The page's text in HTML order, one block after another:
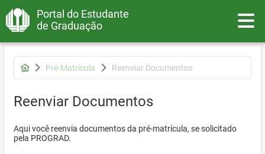
Portal do Estudante
de Graduação
Pré-Matrícula Reenviar Documentos
Reenviar Documentos
Aqui você reenvia documentos da pré-matrícula, se solicitado
pela PROGRAD.